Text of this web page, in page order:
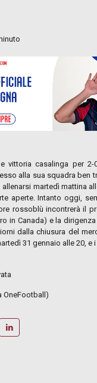
vittoria casalinga per 2-
alla sua squadra ben
martedì mattina
aperte. Intanto oggi,
rossoblù incontrerà il
in Canada) e la
dalla chiusura del
31 gennaio alle 20, e
OneFootball)